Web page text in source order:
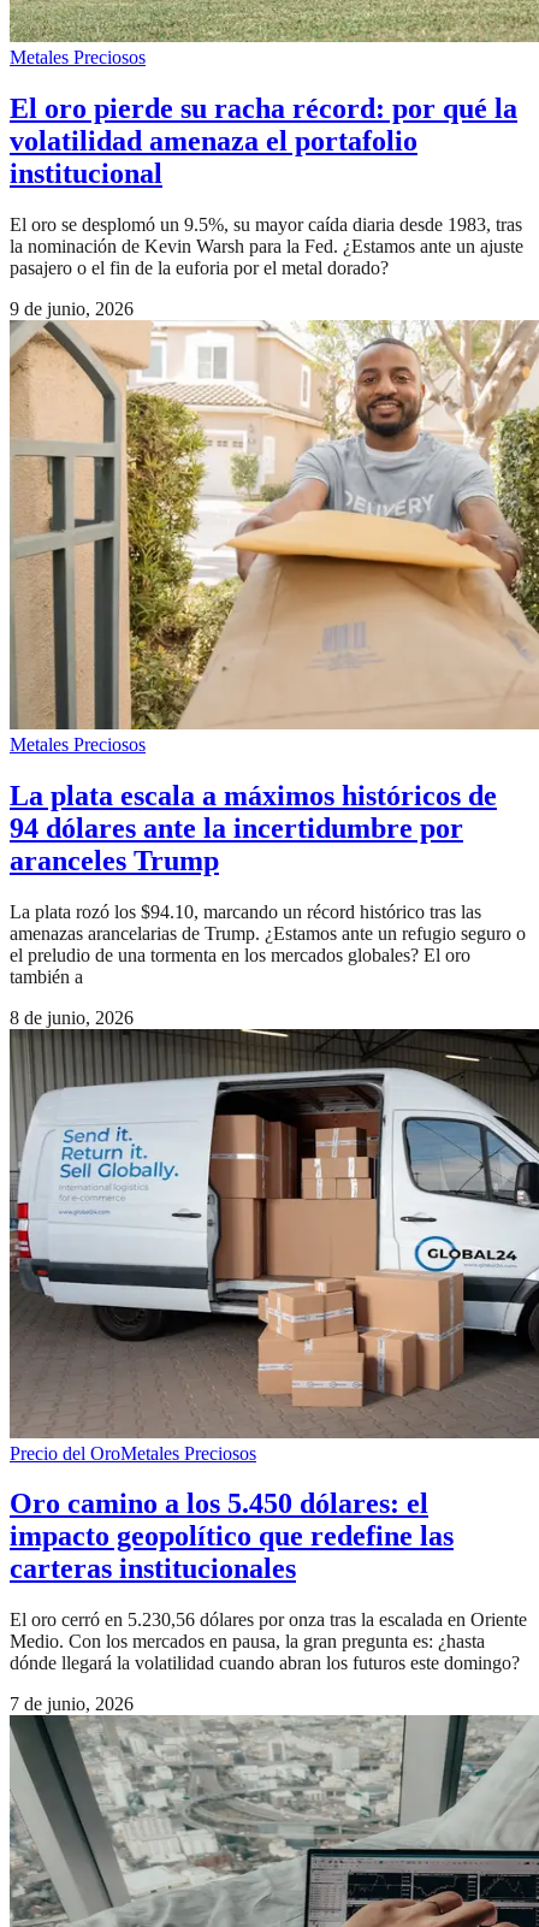
Metales Preciosos
El oro pierde su racha récord: por qué la
volatilidad amenaza el portafolio
institucional
El oro se desplomó un 9.5%, su mayor caída diaria desde 1983, tras
la nominación de Kevin Warsh para la Fed. ¿Estamos ante un ajuste
pasajero o el fin de la euforia por el metal dorado?
9 de junio, 2026
Metales Preciosos
La plata escala a máximos históricos de
94 dólares ante la incertidumbre por
aranceles Trump
La plata rozó los $94.10, marcando un récord histórico tras las
amenazas arancelarias de Trump. ¿Estamos ante un refugio seguro o
el preludio de una tormenta en los mercados globales? El oro
también a
8 de junio, 2026
Precio del OroMetales Preciosos
Oro camino a los 5.450 dólares: el
impacto geopolítico que redefine las
carteras institucionales
El oro cerró en 5.230,56 dólares por onza tras la escalada en Oriente
Medio. Con los mercados en pausa, la gran pregunta es: ¿hasta
dónde llegará la volatilidad cuando abran los futuros este domingo?
7 de junio, 2026